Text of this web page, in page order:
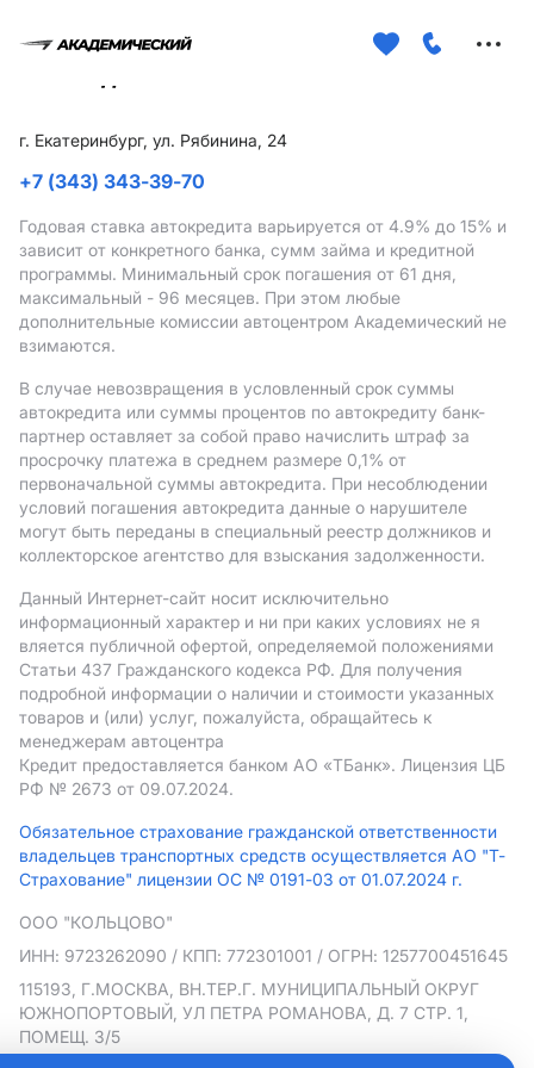
г. Екатеринбург, ул. Рябинина, 24
+7 (343) 343-39-70
Годовая ставка автокредита варьируется от 4.9% до 15% и
зависит от конкретного банка, сумм займа и кредитной
программы. Минимальный срок погашения от 61 дня,
максимальный - 96 месяцев. При этом любые
дополнительные комиссии автоцентром Академический не
взимаются.
В случае невозвращения в условленный срок суммы
автокредита или суммы процентов по автокредиту банк-
партнер оставляет за собой право начислить штраф за
просрочку платежа в среднем размере 0,1% от
первоначальной суммы автокредита. При несоблюдении
условий погашения автокредита данные о нарушителе
могут быть переданы в специальный реестр должников и
коллекторское агентство для взыскания задолженности.
Данный Интернет-сайт носит исключительно
информационный характер и ни при каких условиях не я
вляется публичной офертой, определяемой положениями
Статьи 437 Гражданского кодекса РФ. Для получения
подробной информации о наличии и стоимости указанных
товаров и (или) услуг, пожалуйста, обращайтесь к
менеджерам автоцентра
Кредит предоставляется банком АO «ТБанк». Лицензия ЦБ
РФ № 2673 от 09.07.2024.
Обязательное страхование гражданской ответственности
владельцев транспортных средств осуществляется АО "Т-
Страхование" лицензии ОС № 0191-03 от 01.07.2024 г.
ООО "КОЛЬЦОВО"
ИНН: 9723262090 / КПП: 772301001 / ОГРН: 1257700451645
115193, Г.МОСКВА, ВН.ТЕР.Г. МУНИЦИПАЛЬНЫЙ ОКРУГ
ЮЖНОПОРТОВЫЙ, УЛ ПЕТРА РОМАНОВА, Д. 7 СТР. 1,
ПОМЕЩ. 3/5